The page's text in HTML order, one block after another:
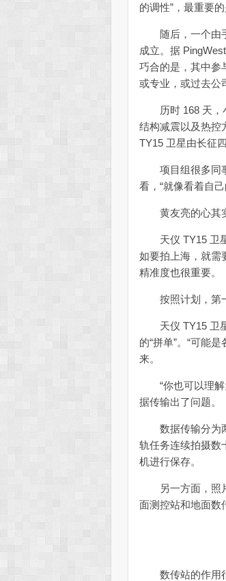
的调性”，最重要
随后，一个由手
成立。据
巧合的是，其中参
或专业，或过去公
历时 168 天，小
结构减震以及热控
TY15 卫星由长征
项目组很多同事
看，“就像看着自
黄友亮的心其实
天仪 TY15 卫星
如要拍上海，就需
精准度也很重要。
按照计划，第一
天仪 TY15 卫星
的“拼单”。“可能
来。
“你也可以理解
据传输出了问题。
数据传输分为两
轨任务连续拍摄数
机进行保存。
另一方面，照片
面测控站和地面数
数传站的作用很